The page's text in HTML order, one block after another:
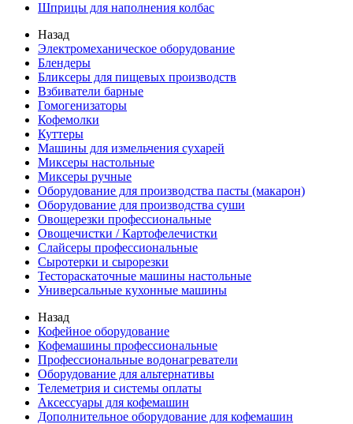
Шприцы для наполнения колбас
Назад
Электромеханическое оборудование
Блендеры
Бликсеры для пищевых производств
Взбиватели барные
Гомогенизаторы
Кофемолки
Куттеры
Машины для измельчения сухарей
Миксеры настольные
Миксеры ручные
Оборудование для производства пасты (макарон)
Оборудование для производства суши
Овощерезки профессиональные
Овощечистки / Картофелечистки
Слайсеры профессиональные
Сыротерки и сырорезки
Тестораскаточные машины настольные
Универсальные кухонные машины
Назад
Кофейное оборудование
Кофемашины профессиональные
Профессиональные водонагреватели
Оборудование для альтернативы
Телеметрия и системы оплаты
Аксессуары для кофемашин
Дополнительное оборудование для кофемашин